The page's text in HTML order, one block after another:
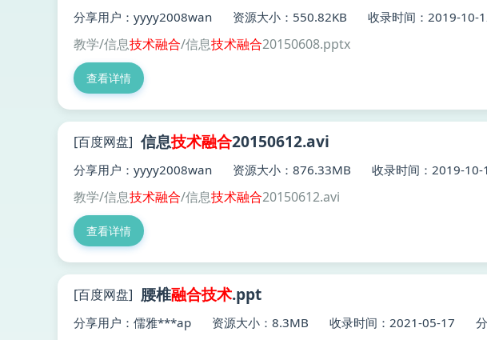
分享用户：yyyy2008wan 资源大小：550.82KB 收录时间：2019-10-
教学/信息技术融合/信息技术融合20150608.pptx
查看详情
[百度网盘] 信息技术融合20150612.avi
分享用户：yyyy2008wan 资源大小：876.33MB 收录时间：2019-10-
教学/信息技术融合/信息技术融合20150612.avi
查看详情
[百度网盘] 腰椎融合技术.ppt
分享用户：儒雅***ap 资源大小：8.3MB 收录时间：2021-05-17